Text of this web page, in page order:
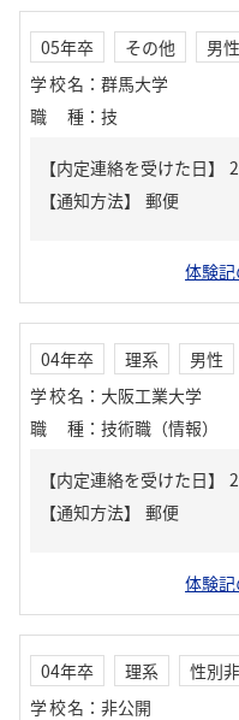
05年卒 その他
男性
学校名 ： 群馬大学
職種 ： 技
【内定連絡を受けた日】
【通知方法】
郵便
体験
04年卒 理系
男性
学校名 ： 大阪工業大学
職種 ： 技術職（情報）
【内定連絡を受けた日】
【通知方法】
郵便
体験
04年卒 理系
性別
学校名 ： 非公開